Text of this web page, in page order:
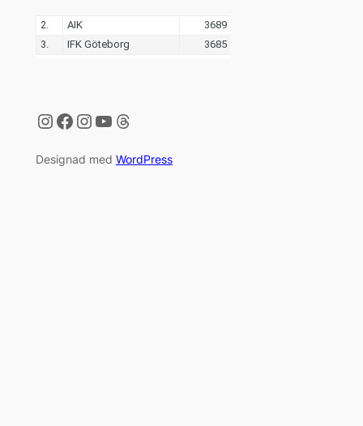
Instagram
Facebook
Instagram
YouTube
Threads
Designad med WordPress